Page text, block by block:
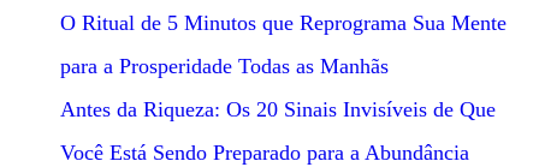
O Ritual de 5 Minutos que Reprograma Sua Mente
para a Prosperidade Todas as Manhãs
Antes da Riqueza: Os 20 Sinais Invisíveis de Que
Você Está Sendo Preparado para a Abundância